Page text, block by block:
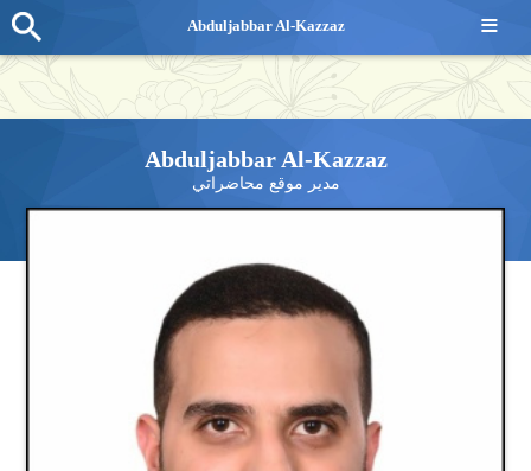
Abduljabbar Al-Kazzaz
مدير موقع محاضراتي
≡
Abduljabbar Al-Kazzaz